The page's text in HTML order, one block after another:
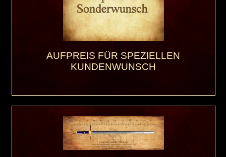
AUFPREIS FÜR SPEZIELLEN
KUNDENWUNSCH